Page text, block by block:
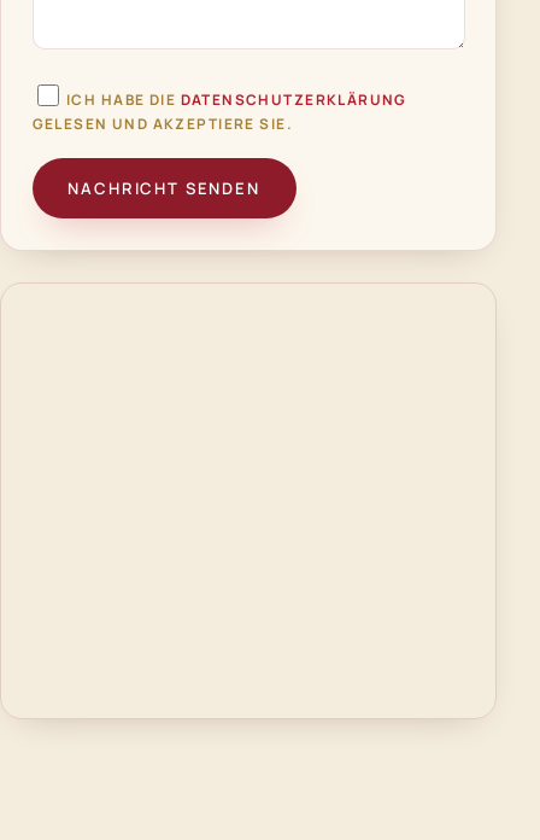
ICH HABE DIE DATENSCHUTZERKLÄRUNG
GELESEN UND AKZEPTIERE SIE.
NACHRICHT SENDEN